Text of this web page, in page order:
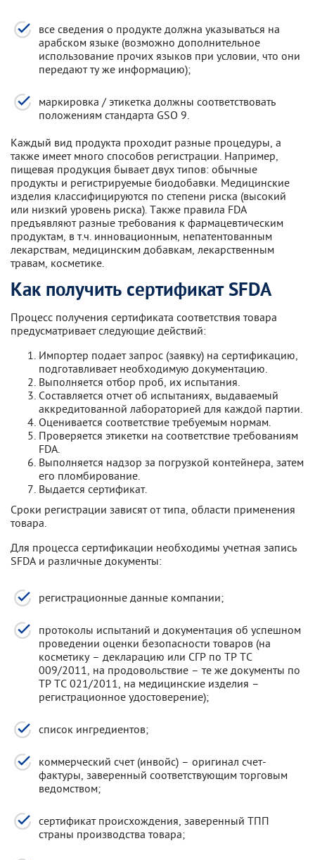
все сведения о продукте должна указываться на
арабском языке (возможно дополнительное
использование прочих языков при условии, что они
передают ту же информацию);
маркировка / этикетка должны соответствовать
положениям стандарта GSO 9.
Каждый вид продукта проходит разные процедуры, а
также имеет много способов регистрации. Например,
пищевая продукция бывает двух типов: обычные
продукты и регистрируемые биодобавки. Медицинские
изделия классифицируются по степени риска (высокий
или низкий уровень риска). Также правила FDA
предъявляют разные требования к фармацевтическим
продуктам, в т.ч. инновационным, непатентованным
лекарствам, медицинским добавкам, лекарственным
травам, косметике.
Как получить сертификат SFDA
Процесс получения сертификата соответствия товара
предусматривает следующие действий:
Импортер подает запрос (заявку) на сертификацию,
подготавливает необходимую документацию.
Выполняется отбор проб, их испытания.
Составляется отчет об испытаниях, выдаваемый
аккредитованной лабораторией для каждой партии.
Оценивается соответствие требуемым нормам.
Проверяется этикетки на соответствие требованиям
FDA.
Выполняется надзор за погрузкой контейнера, затем
его пломбирование.
Выдается сертификат.
Сроки регистрации зависят от типа, области применения
товара.
Для процесса сертификации необходимы учетная запись
SFDA и различные документы:
регистрационные данные компании;
протоколы испытаний и документация об успешном
проведении оценки безопасности товаров (на
косметику – декларацию или СГР по ТР ТС
009/2011, на продовольствие – те же документы по
ТР ТС 021/2011, на медицинские изделия –
регистрационное удостоверение);
список ингредиентов;
коммерческий счет (инвойс) – оригинал счет-
фактуры, заверенный соответствующим торговым
ведомством;
сертификат происхождения, заверенный ТПП
страны производства товара;